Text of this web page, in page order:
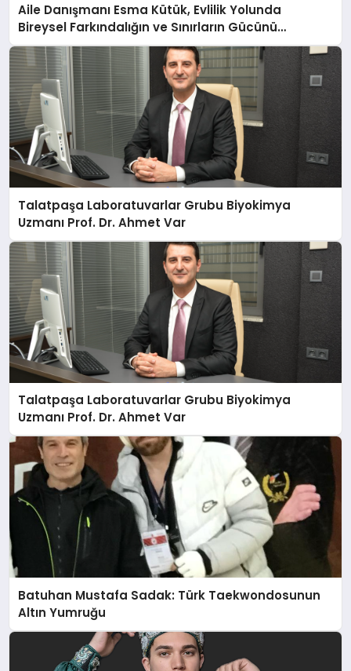
Aile Danışmanı Esma Kütük, Evlilik Yolunda
Bireysel Farkındalığın ve Sınırların Gücünü
Anlatıyor
Talatpaşa Laboratuvarlar Grubu Biyokimya
Uzmanı Prof. Dr. Ahmet Var
Talatpaşa Laboratuvarlar Grubu Biyokimya
Uzmanı Prof. Dr. Ahmet Var
Batuhan Mustafa Sadak: Türk Taekwondosunun
Altın Yumruğu